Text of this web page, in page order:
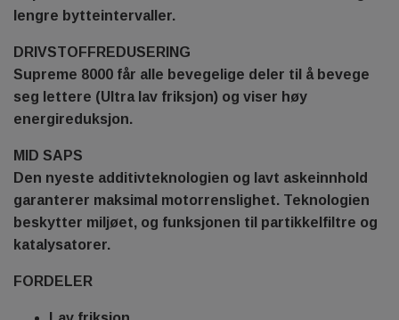
lengre bytteintervaller.
DRIVSTOFFREDUSERING
Supreme 8000 får alle bevegelige deler til å bevege
seg lettere (Ultra lav friksjon) og viser høy
energireduksjon.
MID SAPS
Den nyeste additivteknologien og lavt askeinnhold
garanterer maksimal motorrenslighet. Teknologien
beskytter miljøet, og funksjonen til partikkelfiltre og
katalysatorer.
FORDELER